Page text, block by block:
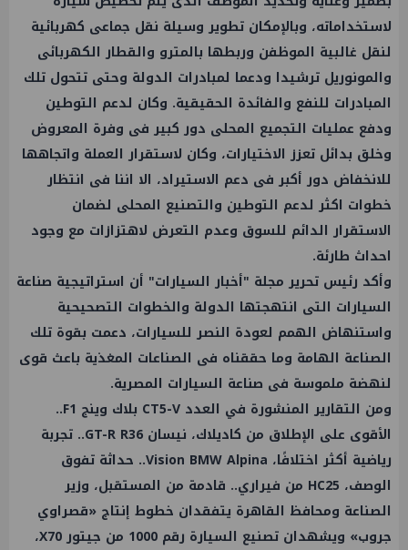
لاستخداماته، وبالإمكان تطوير وسيلة نقل جماعى كهربائية
لنقل غالبية الموظفن وربطها بالمترو والقطار الكهربائى
والمونوريل ترشيدا ودعما لمبادرات الدولة وحتى تتحول تلك
المبادرات للنفع والفائدة الحقيقية. وكان لدعم التوطين
ودفع عمليات التجميع المحلى دور كبير فى وفرة المعروض
وخلق بدائل تعزز الاختيارات، وكان لاستقرار العملة واتجاهها
للانخفاض دور أكبر فى دعم الاستيراد، الا اننا فى انتظار
خطوات اكثر لدعم التوطين والتصنيع المحلى لضمان
الاستقرار الدائم للسوق وعدم التعرض لاهتزازات مع وجود
احداث طارئة.
وأكد رئيس تحرير مجلة "أخبار السيارات" أن استراتيجية صناعة
السيارات التى انتهجتها الدولة والخطوات التصحيحية
واستنهاض الهمم لعودة النصر للسيارات، دعمت بقوة تلك
الصناعة الهامة وما حققناه فى الصناعات المغذية باعث قوى
لنهضة ملموسة فى صناعة السيارات المصرية.
ومن التقارير المنشورة في العدد CT5-V بلاك وينج F1..
الأقوى على الإطلاق من كاديلاك، نيسان GT-R R36.. تجربة
رياضية أكثر اختلافًا، Vision BMW Alpina.. حداثة تفوق
الوصف، HC25 من فيراري.. قادمة من المستقبل، وزير
الصناعة ومحافظ القاهرة يتفقدان خطوط إنتاج «قصراوي
جروب» ويشهدان تصنيع السيارة رقم 1000 من جيتور X70،